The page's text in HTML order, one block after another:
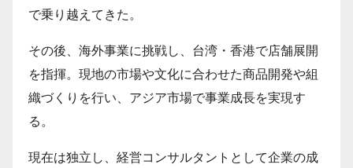
で乗り越えてきた。
その後、海外事業に挑戦し、台湾・香港で店舗展開
を指揮。現地の市場や文化に合わせた商品開発や組
織づくりを行い、アジア市場で事業成長を実現す
る。
現在は独立し、経営コンサルタントとして企業の成